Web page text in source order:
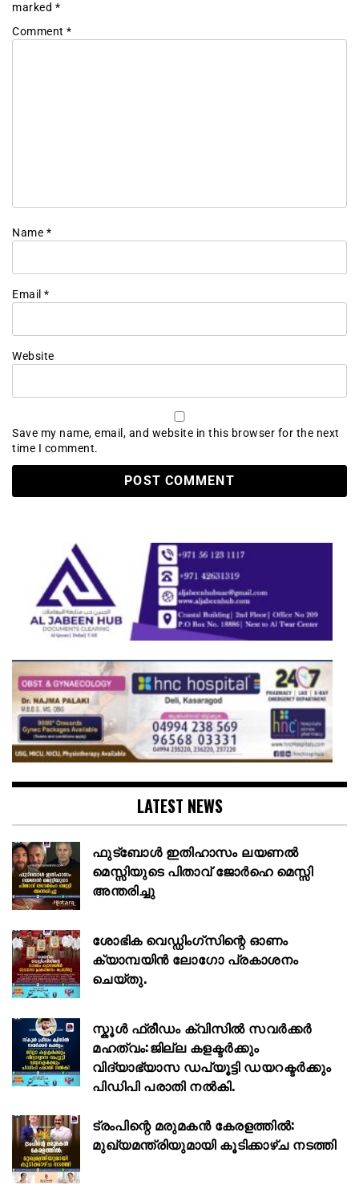
marked *
Comment *
Name *
Email *
Website
Save my name, email, and website in this browser for the next
time I comment.
LATEST NEWS
ഫുട്ബോൾ ഇതിഹാസം ലയണൽ
മെസ്സിയുടെ പിതാവ് ജോർഹെ മെസ്സി
അന്തരിച്ചു
ശോഭിക വെഡ്ഡിംഗ്സിന്റെ ഓണം
ക്യാമ്പയിൻ ലോഗോ പ്രകാശനം
ചെയ്തു.
സ്കൂള്‍ ഫ്രീഡം ക്വിസില്‍ സവര്‍ക്കര്‍
മഹത്വം:ജില്ല കളക്ടര്‍ക്കും
വിദ്യാഭ്യാസ ഡപ്യൂട്ടി ഡയറക്ടര്‍ക്കും
പിഡിപി പരാതി നല്‍കി.
ട്രംപിന്റെ മരുമകൻ കേരളത്തിൽ:
മുഖ്യമന്ത്രിയുമായി കൂടിക്കാഴ്ച നടത്തി